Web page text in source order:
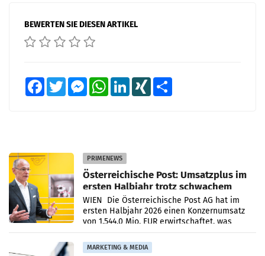
BEWERTEN SIE DIESEN ARTIKEL
FacebookTwitter MessengerWhatsAppLinkedInXING
PRIMENEWS
Österreichische Post: Umsatzplus im
ersten Halbjahr trotz schwachem
Briefgeschäft
WIEN Die Österreichische Post AG hat im
ersten Halbjahr 2026 einen Konzernumsatz
von 1.544,0 Mio. EUR erwirtschaftet, was
einem Plus von 3,8 Prozent gegenüber dem
Vergleichszeitraum
MARKETING & MEDIA